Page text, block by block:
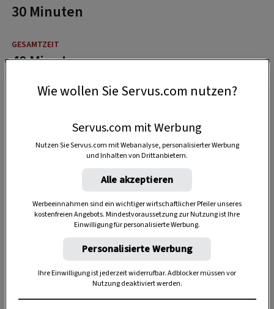
30 Minuten
40 Minuten
Wie wollen Sie Servus.com nutzen?
Servus.com mit Werbung
Nutzen Sie Servus.com mit Webanalyse, personalisierter Werbung
und Inhalten von Drittanbietern.
Alle akzeptieren
Werbeeinnahmen sind ein wichtiger wirtschaftlicher Pfeiler unseres
kostenfreien Angebots. Mindestvoraussetzung zur Nutzung ist Ihre
Einwilligung für personalisierte Werbung.
Personalisierte Werbung
Ihre Einwilligung ist jederzeit widerrufbar. Adblocker müssen vor
Nutzung deaktiviert werden.